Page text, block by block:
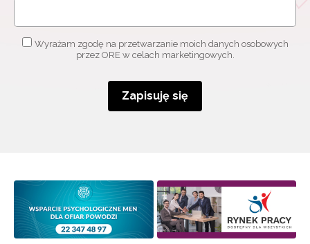
Wyrażam zgodę na przetwarzanie moich danych osobowych
przez ORE w celach marketingowych.
Zapisuję się